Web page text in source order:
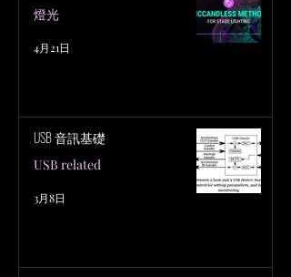
燈光
4月21日
USB 音訊基礎
USB related
3月8日